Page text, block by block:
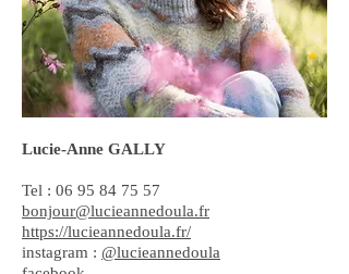
Lucie-Anne GALLY
Tel : 06 95 84 75 57
bonjour@lucieannedoula.fr
https://lucieannedoula.fr/
instagram : @lucieannedoula